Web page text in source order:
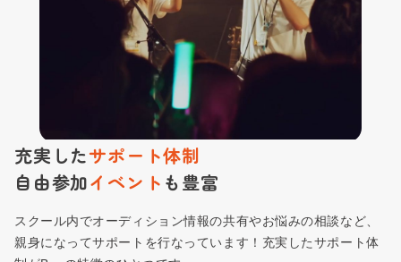
充実したサポート体制
自由参加イベント も豊富
スクール内でオーディション情報の共有やお悩みの相談など、
親身になってサポートを行なっています！充実したサポート体